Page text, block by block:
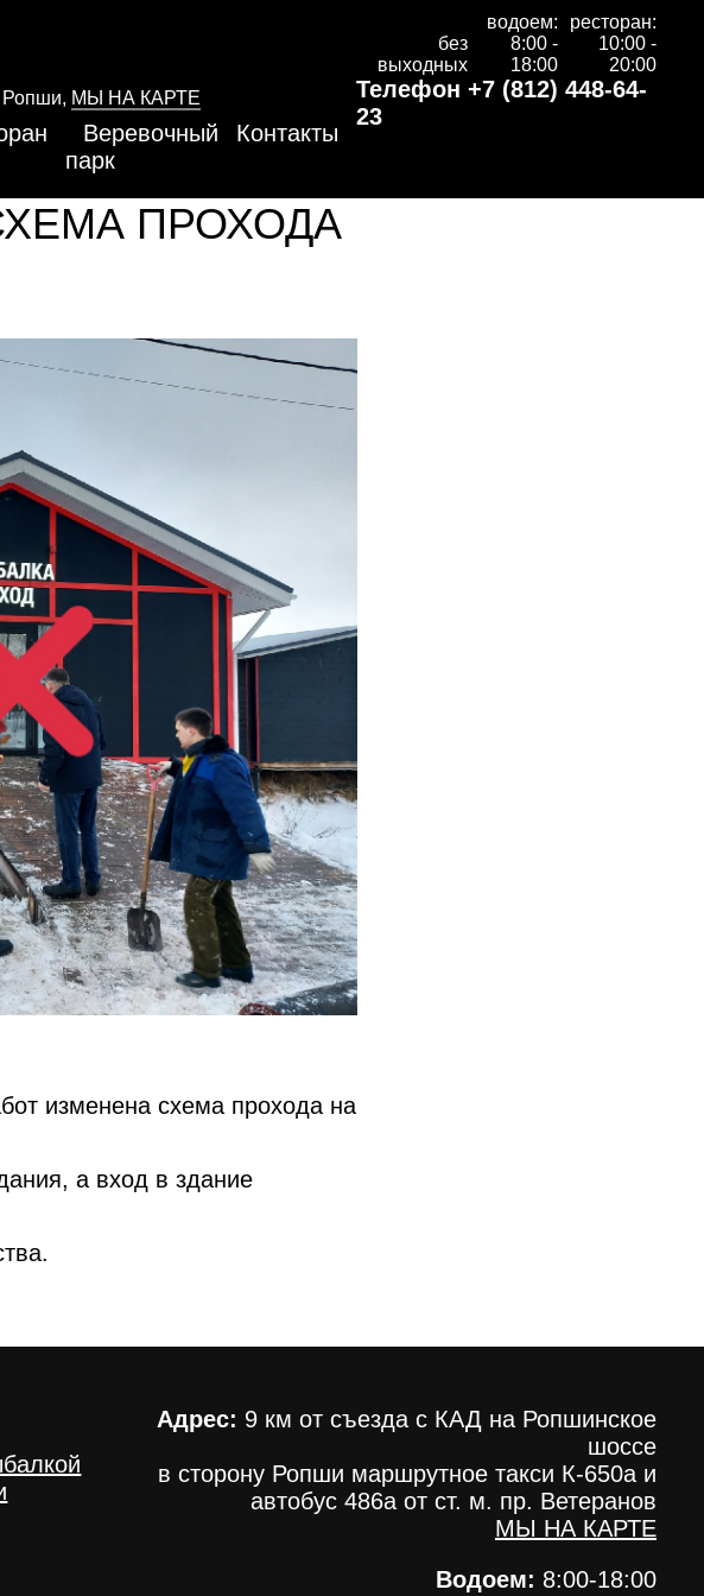
Ропши, МЫ НА КАРТЕ
Веревочный
парк
Контакты
без
выходных
водоем:
8:00 -
18:00
ресторан:
10:00 -
20:00
Телефон+7 (812) 448-64-
23
ПРОХОДА
изменена схема прохода на
а вход в здание
Адрес: 9 км от съезда с КАД на Ропшинское
шоссе
в сторону Ропши маршрутное такси К-650а и
автобус 486а от ст. м. пр. Ветеранов
МЫ НА КАРТЕ
Водоем: 8:00-18:00